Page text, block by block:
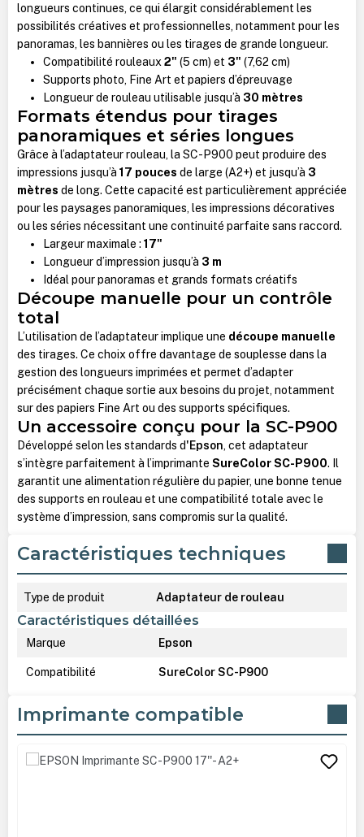
longueurs continues, ce qui élargit considérablement les
possibilités créatives et professionnelles, notamment pour les
panoramas, les bannières ou les tirages de grande longueur.
Compatibilité rouleaux 2" (5 cm) et 3" (7,62 cm)
Supports photo, Fine Art et papiers d’épreuvage
Longueur de rouleau utilisable jusqu’à 30 mètres
Formats étendus pour tirages
panoramiques et séries longues
Grâce à l’adaptateur rouleau, la SC-P900 peut produire des
impressions jusqu’à 17 pouces de large (A2+) et jusqu’à 3
mètres de long. Cette capacité est particulièrement appréciée
pour les paysages panoramiques, les impressions décoratives
ou les séries nécessitant une continuité parfaite sans raccord.
Largeur maximale : 17"
Longueur d’impression jusqu’à 3 m
Idéal pour panoramas et grands formats créatifs
Découpe manuelle pour un contrôle
total
L’utilisation de l’adaptateur implique une découpe manuelle
des tirages. Ce choix offre davantage de souplesse dans la
gestion des longueurs imprimées et permet d’adapter
précisément chaque sortie aux besoins du projet, notamment
sur des papiers Fine Art ou des supports spécifiques.
Un accessoire conçu pour la SC-P900
Développé selon les standards d'Epson, cet adaptateur
s’intègre parfaitement à l’imprimante SureColor SC-P900. Il
garantit une alimentation régulière du papier, une bonne tenue
des supports en rouleau et une compatibilité totale avec le
système d’impression, sans compromis sur la qualité.
Caractéristiques techniques
Type de produit Adaptateur de rouleau
Caractéristiques détaillées
Marque Epson
Compatibilité SureColor SC-P900
Imprimante compatible
Ignorer la galerie de produits